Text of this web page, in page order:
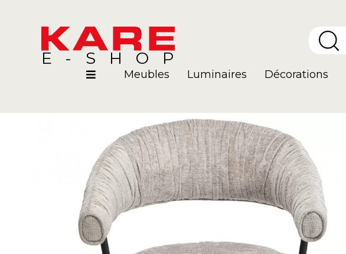
E-SHOP
Meubles Luminaires Décorations